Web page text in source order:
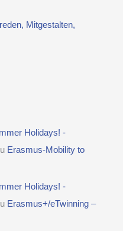
Mitgestalten,
Holidays! -
Erasmus-Mobility to
Holidays! -
Erasmus+/eTwinning –